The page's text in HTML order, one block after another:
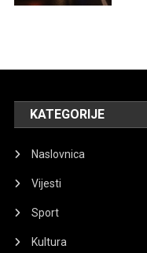
KATEGORIJE
Naslovnica
Vijesti
Sport
Kultura